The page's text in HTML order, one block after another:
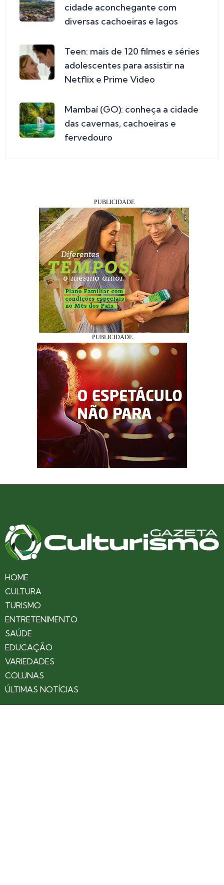
cidade aconchegante com
diversas cachoeiras e lagos
Teen: mais de 120 filmes e séries
adolescentes para assistir na
Netflix e Prime Video
Mambaí (GO): conheça a cidade
das cavernas, cachoeiras e
fervedouro
HOME
CULTURA
TURISMO
ENTRETENIMENTO
SAÚDE
EDUCAÇÃO
VARIEDADES
COLUNAS
ÚLTIMAS NOTÍCIAS